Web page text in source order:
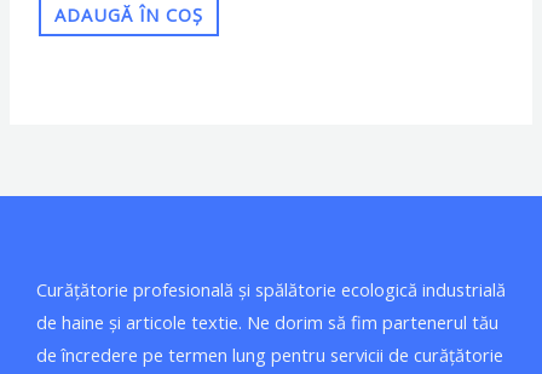
ADAUGĂ ÎN COȘ
Curățătorie profesională și spălătorie ecologică industrială
de haine și articole textie. Ne dorim să fim partenerul tău
de încredere pe termen lung pentru servicii de curățătorie